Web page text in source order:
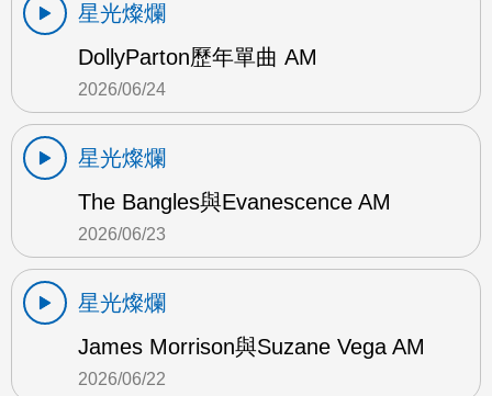
星光燦爛
DollyParton歷年單曲 AM
2026/06/24
星光燦爛
The Bangles與Evanescence AM
2026/06/23
星光燦爛
James Morrison與Suzane Vega AM
2026/06/22